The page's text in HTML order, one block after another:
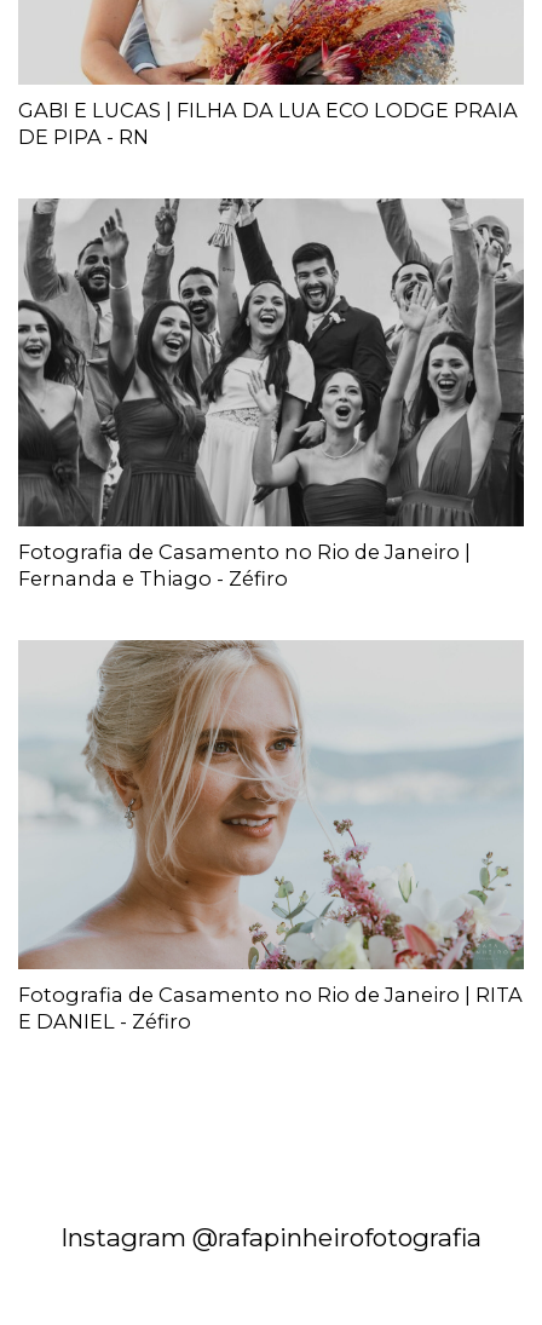
GABI E LUCAS | FILHA DA LUA ECO LODGE PRAIA
DE PIPA - RN
Fotografia de Casamento no Rio de Janeiro |
Fernanda e Thiago - Zéfiro
Fotografia de Casamento no Rio de Janeiro | RITA
E DANIEL - Zéfiro
Instagram @rafapinheirofotografia